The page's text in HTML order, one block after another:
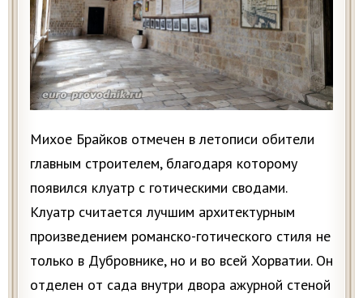
Михое Брайков отмечен в летописи обители
главным строителем, благодаря которому
появился клуатр с готическими сводами.
Клуатр считается лучшим архитектурным
произведением романско-готического стиля не
только в Дубровнике, но и во всей Хорватии. Он
отделен от сада внутри двора ажурной стеной